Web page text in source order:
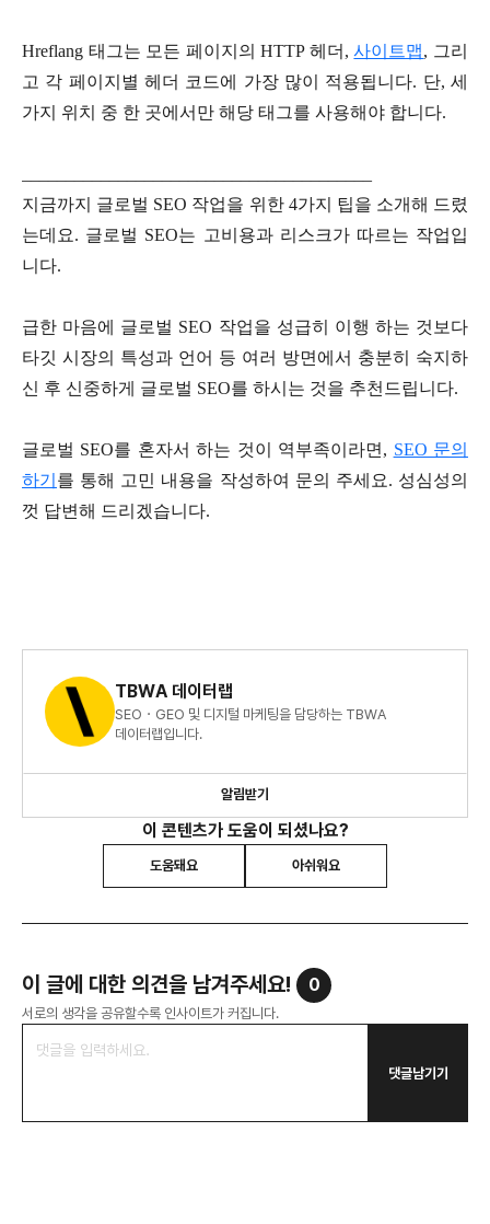
Hreflang 태그는 모든 페이지의 HTTP 헤더,사이트맵, 그리
고 각 페이지별 헤더 코드에 가장 많이 적용됩니다. 단, 세
가지 위치 중 한 곳에서만 해당 태그를 사용해야 합니다.
지금까지 글로벌 SEO 작업을 위한 4가지 팁을 소개해 드렸
는데요. 글로벌 SEO는 고비용과 리스크가 따르는 작업입
니다.
급한 마음에 글로벌 SEO 작업을 성급히 이행 하는 것보다
타깃 시장의 특성과 언어 등 여러 방면에서 충분히 숙지하
신 후 신중하게 글로벌 SEO를 하시는 것을 추천드립니다.
글로벌 SEO를 혼자서 하는 것이 역부족이라면, SEO 문의
하기 를 통해 고민 내용을 작성하여 문의 주세요. 성심성의
껏 답변해 드리겠습니다.
TBWA 데이터랩
SEO・GEO 및 디지털 마케팅을 담당하는 TBWA
데이터랩입니다.
알림받기
이 콘텐츠가 도움이 되셨나요?
도움돼요 아쉬워요
이 글에 대한 의견을 남겨주세요! 0
서로의 생각을 공유할수록 인사이트가 커집니다.
댓글남기기